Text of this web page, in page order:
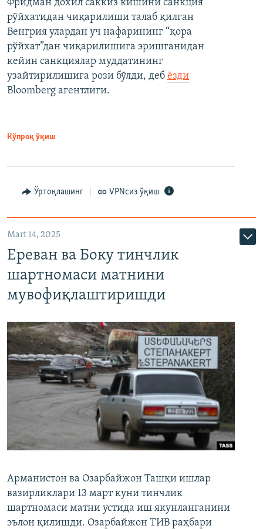
Фридман дохил саккиз кишини санкция
рўйхатидан чиқарилиши талаб қилган
Венгрия улардан уч нафарининг “қора
рўйхат”дан чиқарилишига эришганидан
кейин санкциялар муддатининг
узайтирилишига рози бўлди, деб ёзди
Bloomberg агентлиги.
Кўпроқ ўқиш
Ўртоқлашинг VPNсиз ўқиш
Mart 14, 2025
Ереван ва Боку тинчлик
шартномаси матнини
мувофиқлаштиришди
Арманистон ва Озарбайжон Ташқи ишлар
вазирликлари 13 март куни тинчлик
шартномаси матни устида иш якунланганини
эълон қилишди. Озарбайжон ТИВ раҳбари